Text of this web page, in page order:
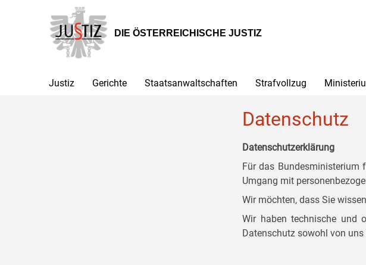
Hauptnavigation
[1]
Inhalt
[2]
Untermenü
[3]
DIE ÖSTERREICHISCHE JUSTIZ
Justiz Gerichte Staatsanwaltschaften Strafvollzug
Datenschutz
Datenschutzerklärung
Für das Bundesministerium
Umgang mit
Wir möchten, dass Sie
Wir haben technische und
Datenschutz sowohl von